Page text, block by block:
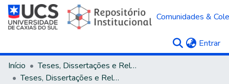
Comunidades &
Entrar
Início
Teses, Dissertações e Relatórios
Teses, Dissertações e Relatórios defendidos na UCS